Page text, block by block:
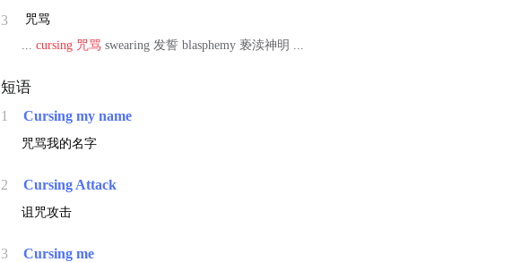
3
咒骂
...cursing 咒骂 swearing 发誓 blasphemy 亵渎神明 ...
短语
1 Cursing my name
咒骂我的名字
2 Cursing Attack
诅咒攻击
3 Cursing me